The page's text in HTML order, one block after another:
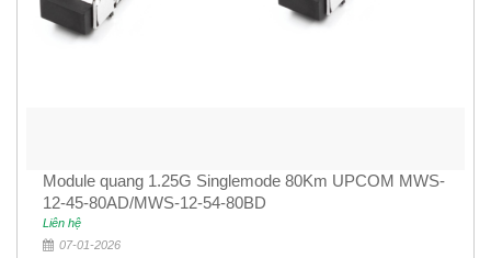
Module quang 1.25G Singlemode 80Km UPCOM MWS-
12-45-80AD/MWS-12-54-80BD
Liên hệ
07-01-2026